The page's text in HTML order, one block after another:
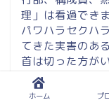
理」は看過でき
パワハラセクハ
てきた実害のあ
首は切った方が
人々がいかに歩
りは合意形成
ホーム プ